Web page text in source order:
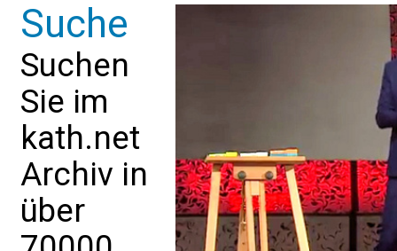
Suche
Suchen
Sie im
kath.net
Archiv in
über